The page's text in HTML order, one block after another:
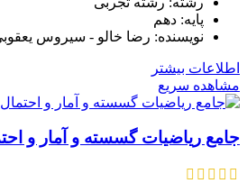
پایه: دهم
نویسنده: رضا خالو - سیروس
اطلاعات بیشتر
مشاهده سریع
جامع ریاضیات گسسته و آمار و